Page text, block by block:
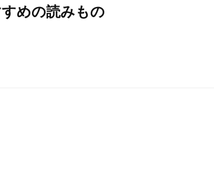
めの読みもの